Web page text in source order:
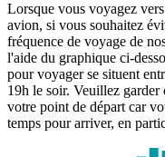
Lorsque vous voyagez
avion, si vous souhaitez
fréquence de voyage de
l'aide du graphique ci-
pour voyager se situent
19h le soir. Veuillez garder
votre point de départ car
temps pour arriver, en